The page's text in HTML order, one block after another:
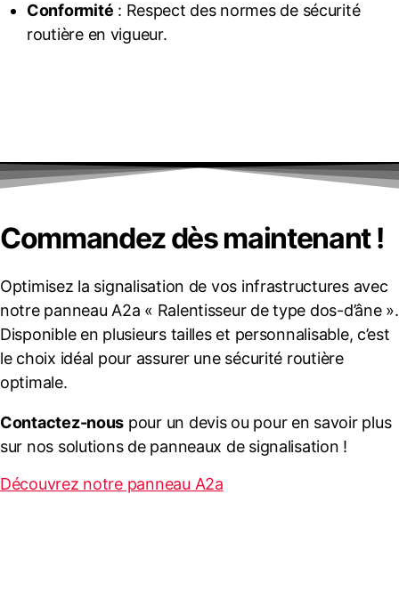
Conformité : Respect des normes de sécurité
routière en vigueur.
Commandez dès maintenant !
Optimisez la signalisation de vos infrastructures avec
notre panneau A2a « Ralentisseur de type dos-d’âne ».
Disponible en plusieurs tailles et personnalisable, c’est
le choix idéal pour assurer une sécurité routière
optimale.
Contactez-nous pour un devis ou pour en savoir plus
sur nos solutions de panneaux de signalisation !
Découvrez notre panneau A2a